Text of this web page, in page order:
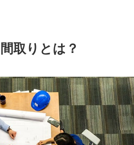
取りとは？